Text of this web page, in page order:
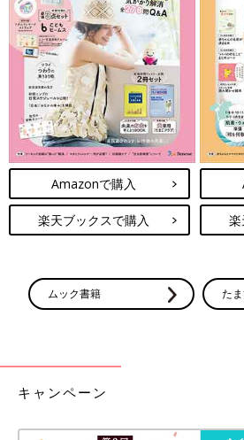
――出産のときの様子を教えてください
としていたんです。だけど、ちょうど年
生のほかに小児科の先生が6人も必要だ
Amazonで購入
楽天ブックスで購入 楽
ムック書籍 た
キャンペーン